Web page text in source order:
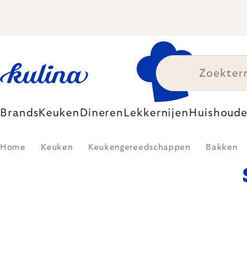
Brands Keuken Dineren Lekkernijen
Home Keuken Keukengereedschappen Bakken